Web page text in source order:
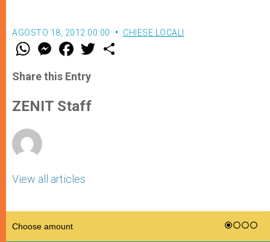
AGOSTO 18, 2012 00:00 CHIESE LOCALI
W
t
s
p
p
M
e
s
e
g
e
F
a
e
b
o
k
w
Share this Entry
ZENIT Staff
View all articles